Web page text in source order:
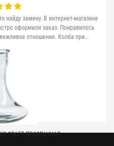
найду замену. В интернет-магазине
оформили заказ. Понравилось
отношение. Колба при..
CRAFT ПРОЗРАЧНАЯ